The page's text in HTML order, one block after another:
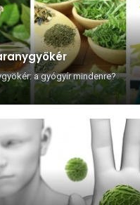
a gyógyír mindenre?